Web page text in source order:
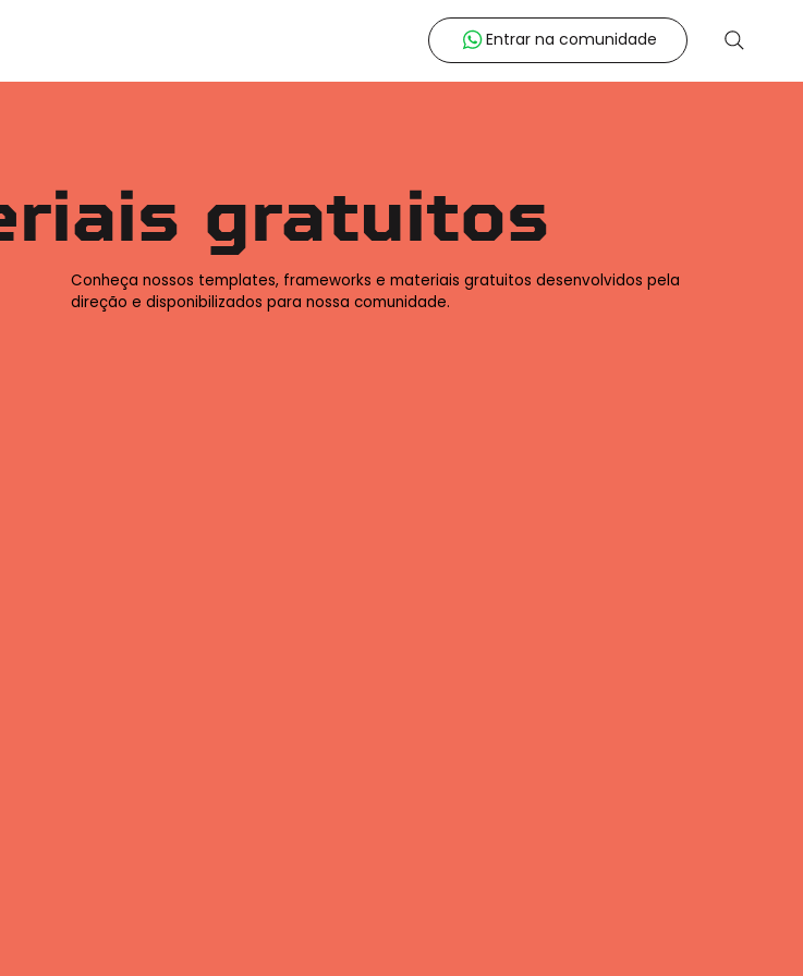
Entrar na comunidade
gratuitos
Conheça nossos templates, frameworks e materiais gratuitos desenvolvidos pela
direção e disponibilizados para nossa comunidade.